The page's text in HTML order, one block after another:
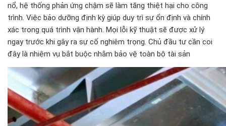
nổ, hệ thống phản ứng chậm sẽ làm tăng thiệt hại cho công
trình. Việc bảo dưỡng định kỳ giúp duy trì sự ổn định và chính
xác trong quá trình vận hành. Mọi lỗi kỹ thuật sẽ được xử lý
ngay trước khi gây ra sự cố nghiêm trọng. Chủ đầu tư cần coi
đây là nhiệm vụ bắt buộc nhằm bảo vệ toàn bộ tài sản